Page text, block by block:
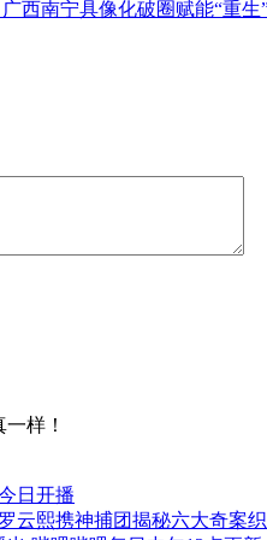
西南宁具像化破圈赋能“重生
样！
日开播
云熙携神捕团揭秘六大奇案